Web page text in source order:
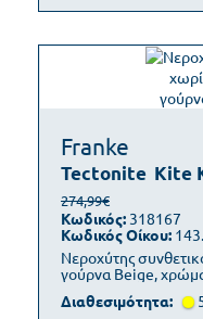
Franke
Tectonite Kite
Νεροχύτης
γούρνα Beige,
274,99€
Κωδικός: 318167
Κωδικός Οίκου:
Διαθεσιμότητα: